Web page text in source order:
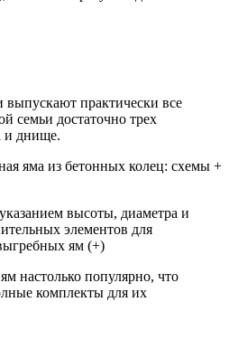
выпускают практически все
семьи достаточно трех
и днище.
высоты, диаметра и
элементов для
ям (+)
настолько популярно, что
комплекты для их